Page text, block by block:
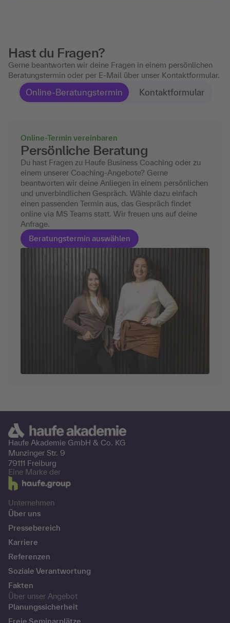
Hast du Fragen?
Gerne beantworten wir deine Fragen in einem persönlichen
Beratungstermin oder per E-Mail über unser Kontaktformular.
Online-Beratungstermin Kontaktformular
Online-Termin vereinbaren
Persönliche Beratung
Du hast Fragen zu Haufe Business Coaching oder zu
einem unserer Coaching-Angebote? Gerne
beantworten wir deine Anliegen in einem persönlichen
und unverbindlichen Gespräch. Wähle dazu einfach
einen passenden Termin aus, das Gespräch findet
online via MS Teams statt. Wir freuen uns auf deine
Anfrage.
Beratungstermin auswählen
Haufe Akademie GmbH & Co. KG
Munzinger Str. 9
79111 Freiburg
Eine Marke der
Unternehmen
Über uns
Pressebereich
Karriere
Referenzen
Soziale Verantwortung
Fakten
Über unser Angebot
Planungssicherheit